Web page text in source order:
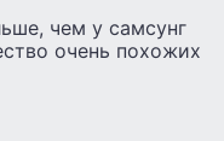
чем у самсунг
очень похожих